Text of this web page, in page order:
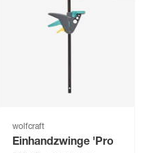
wolfcraft
Einhandzwinge 'Pro